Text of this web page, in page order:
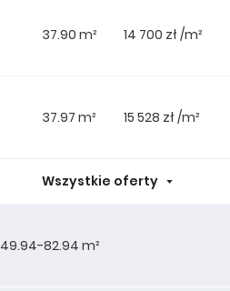
37.90 m² 14 700 zł /m²
37.97 m² 15 528 zł /m²
Wszystkie oferty
49.94-82.94 m²